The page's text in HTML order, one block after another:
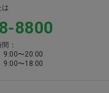
は
8800
：
〜20:00
〜18:00